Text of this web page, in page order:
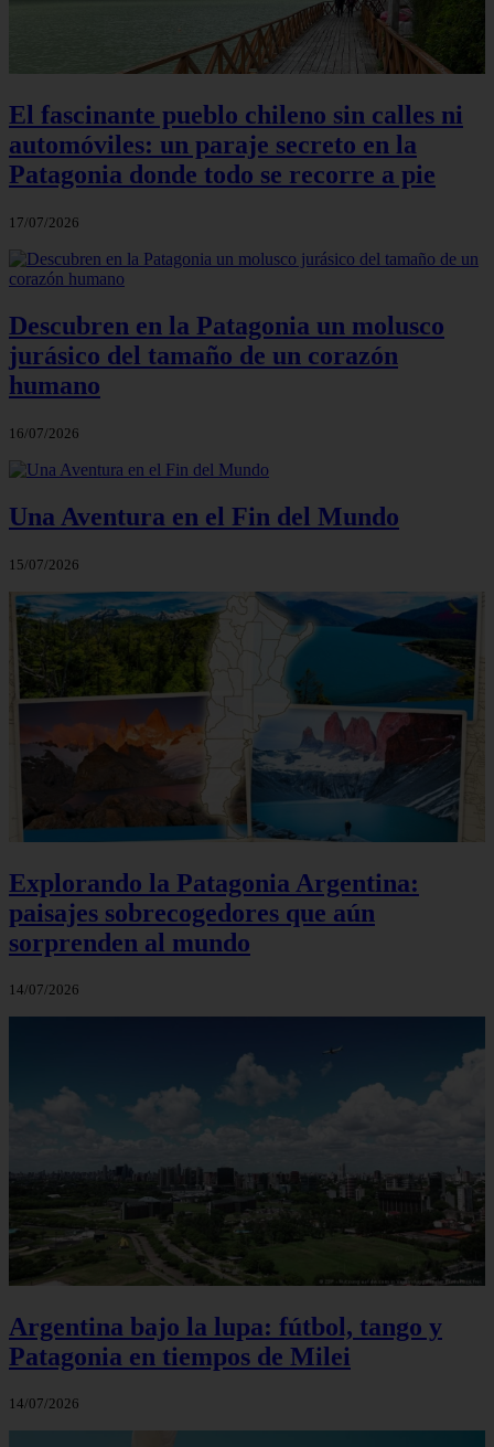
El fascinante pueblo chileno sin calles ni
automóviles: un paraje secreto en la
Patagonia donde todo se recorre a pie
17/07/2026
Descubren en la Patagonia un molusco
jurásico del tamaño de un corazón
humano
16/07/2026
Una Aventura en el Fin del Mundo
15/07/2026
Explorando la Patagonia Argentina:
paisajes sobrecogedores que aún
sorprenden al mundo
14/07/2026
Argentina bajo la lupa: fútbol, tango y
Patagonia en tiempos de Milei
14/07/2026